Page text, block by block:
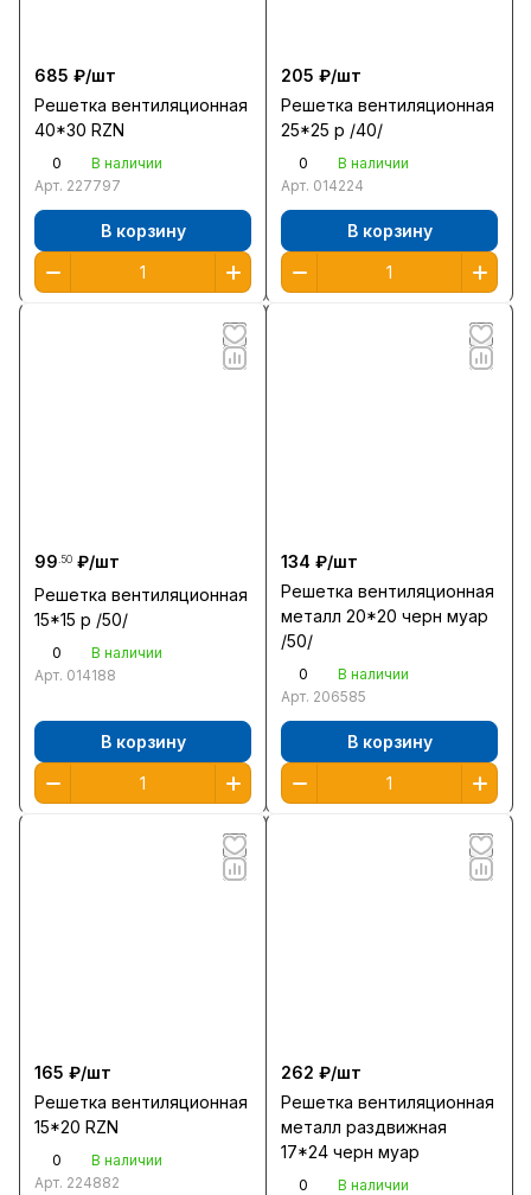
685 ₽/шт
Решетка вентиляционная
40*30 RZN
0
В наличии
Арт. 227797
В корзину
205 ₽/шт
Решетка вентиляционная
25*25 р /40/
0
В наличии
Арт. 014224
В корзину
99.50 ₽/шт
Решетка вентиляционная
15*15 p /50/
0
В наличии
Арт. 014188
В корзину
134 ₽/шт
Решетка вентиляционная
металл 20*20 черн муар
/50/
0
В наличии
Арт. 206585
В корзину
165 ₽/шт
Решетка вентиляционная
15*20 RZN
0
В наличии
Арт. 224882
262 ₽/шт
Решетка вентиляционная
металл раздвижная
17*24 черн муар
0 В наличии